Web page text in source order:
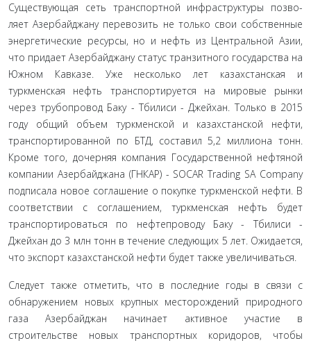
Существующая сеть транспортной инфраструктуры позво­
ляет Азербайджану перевозить не только свои собственные
энер­гетические ресурсы, но и нефть из Центральной Азии,
что придает Азербайджану статус транзитного государства на
Южном Кавка­зе. Уже несколько лет казахстанская и
туркменская нефть транс­портируется на мировые рынки
через трубопровод Баку - Тби­лиси - Джейхан. Только в 2015
году общий объем туркменской и казахстанской нефти,
транспортированной по БТД, составил 5,2 миллиона тонн.
Кроме того, дочерняя компания Государственной нефтяной
компании Азербайджана (ГНКАР) - SOCAR Trading SA Company
подписала новое соглашение о покупке туркменской нефти. В
соответствии с соглашением, туркменская нефть будет
транспортироваться по нефтепроводу Баку - Тбилиси -
Джейхан до 3 млн тонн в течение следующих 5 лет. Ожидается,
что экспорт казахстанской нефти будет также увеличиваться.
Следует также отметить, что в последние годы в связи с
обнаружением новых крупных месторождений природного
газа Азербайджан начинает активное участие в
строительстве новых транспортных коридоров, чтобы